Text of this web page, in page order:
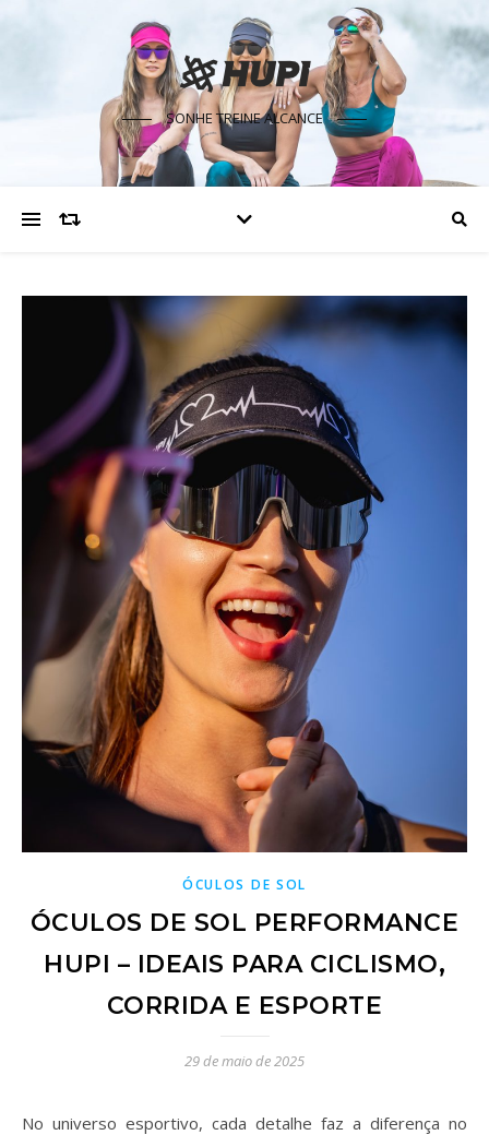
SONHE TREINE ALCANCE
ÓCULOS DE SOL
ÓCULOS DE SOL PERFORMANCE
HUPI – IDEAIS PARA CICLISMO,
CORRIDA E ESPORTE
29 de maio de 2025
No universo esportivo, cada detalhe faz a diferença no